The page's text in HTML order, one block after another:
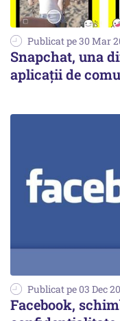
Publicat pe 30 Mar
Snapchat, una
aplicaţii de
Publicat pe 03 Dec
Facebook,